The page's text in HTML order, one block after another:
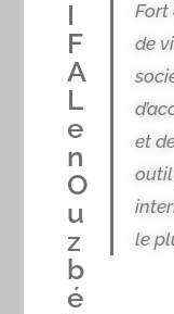
I
F
A
L
e
n
O
u
z
b
é
Fort
de
et
le